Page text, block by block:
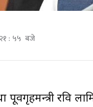
: ५५ बजे
पूर्वगृहमन्त्री रवि